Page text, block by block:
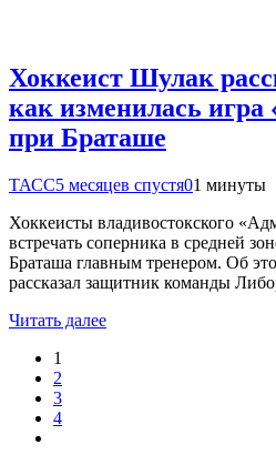
Хоккеист Шулак
как изменилась игра
при Браташе
ТАСС5 месяцев спустя01 минуты
Хоккеисты владивостокского
встречать соперника в средней
Браташа главным тренером. Об
рассказал защитник команды
Читать далее
1
2
3
4